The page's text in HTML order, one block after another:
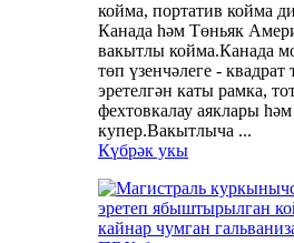
койма, портатив койма
Канада һәм Төньяк
вакытлы койма.Канада
төп үзенчәлеге - квадрат
эретелгән каты рамка,
фехтовкалау аяклары
купер.Вакытлыча ...
Күбрәк укы